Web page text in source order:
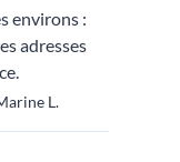
environs :
adresses
L.